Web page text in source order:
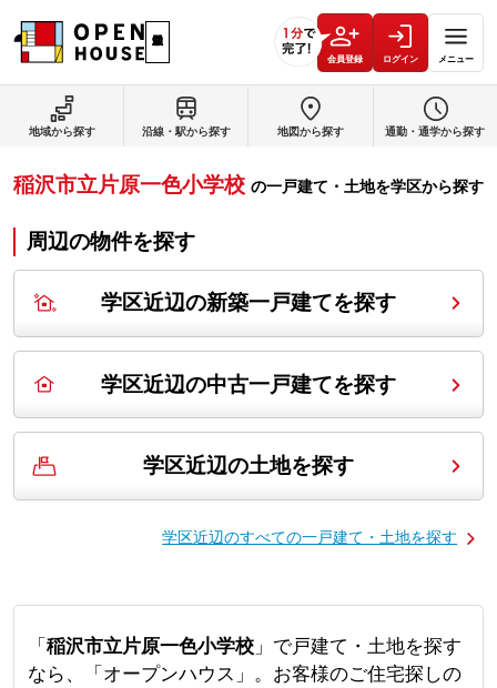
会員登録 ログイン メニュー
地域から探す 沿線・駅から探す 地図から探す 通勤・通学から探す
稲沢市立片原一色小学校 の一戸建て・土地を学区から探す
周辺の物件を探す
学区近辺の新築一戸建てを探す
学区近辺の中古一戸建てを探す
学区近辺の土地を探す
学区近辺のすべての一戸建て・土地を探す
「 稲沢市立片原一色小学校」で戸建て・土地を探す
なら、「オープンハウス」。お客様のご住宅探しの